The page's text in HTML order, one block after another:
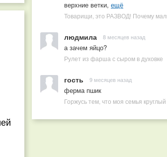
верхние ветки, ещё
людмила 8 месяцев назад
а зачем яйцо?
Рулет из фарша с сыром в духовке
гость 9 месяцев назад
ферма пшик